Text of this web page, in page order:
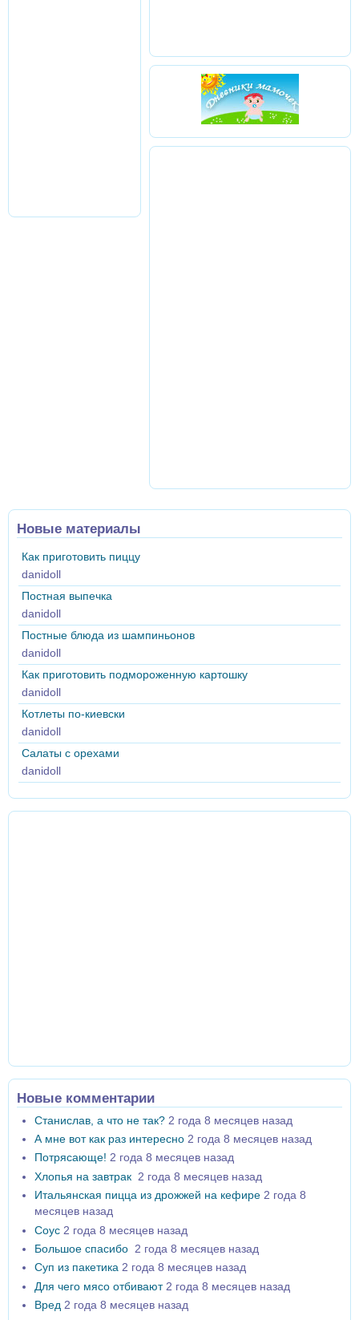
Новые материалы
Как приготовить пиццу
danidoll
Постная выпечка
danidoll
Постные блюда из шампиньонов
danidoll
Как приготовить подмороженную картошку
danidoll
Котлеты по-киевски
danidoll
Салаты с орехами
danidoll
Новые комментарии
Станислав, а что не так? 2 года 8 месяцев назад
А мне вот как раз интересно 2 года 8 месяцев назад
Потрясающе! 2 года 8 месяцев назад
Хлопья на завтрак 2 года 8 месяцев назад
Итальянская пицца из дрожжей на кефире 2 года 8
месяцев назад
Соус 2 года 8 месяцев назад
Большое спасибо 2 года 8 месяцев назад
Суп из пакетика 2 года 8 месяцев назад
Для чего мясо отбивают 2 года 8 месяцев назад
Вред 2 года 8 месяцев назад